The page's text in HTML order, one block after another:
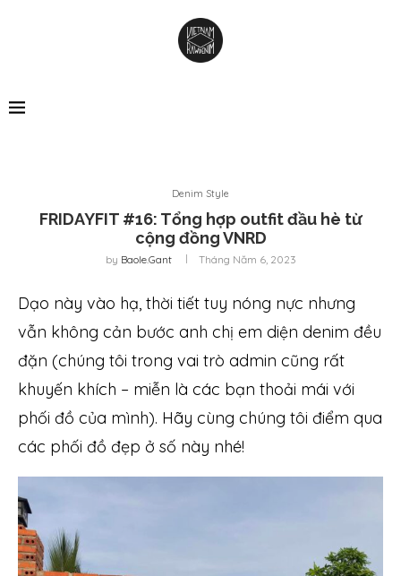
Denim Style
FRIDAYFIT #16: Tổng hợp outfit đầu hè từ
cộng đồng VNRD
by Baole.gant Tháng Năm 6, 2023
Dạo này vào hạ, thời tiết tuy nóng nực nhưng
vẫn không cản bước anh chị em diện denim đều
đặn (chúng tôi trong vai trò admin cũng rất
khuyến khích – miễn là các bạn thoải mái với
phối đồ của mình). Hãy cùng chúng tôi điểm qua
các phối đồ đẹp ở số này nhé!